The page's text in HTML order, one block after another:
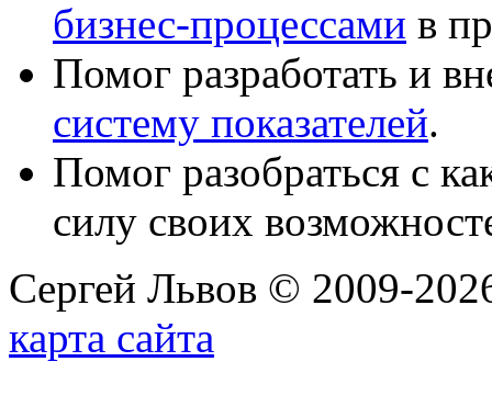
бизнес-процессами в
Помог разработать и
систему показателей.
Помог разобраться с
силу своих
Сергей Львов © 2009-
карта сайта